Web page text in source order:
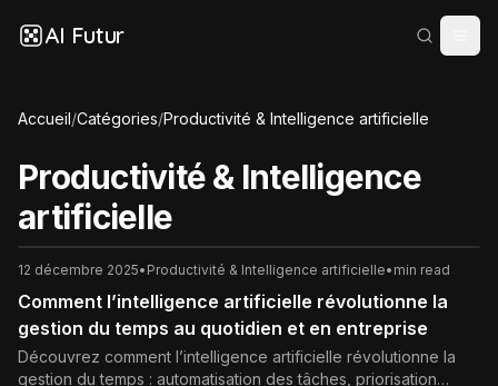
AI Futur
Accueil/Catégories/Productivité & Intelligence artificielle
Productivité & Intelligence
artificielle
12 décembre 2025• Productivité & Intelligence artificielle• min read
Comment l’intelligence artificielle révolutionne la
gestion du temps au quotidien et en entreprise
Découvrez comment l’intelligence artificielle révolutionne la
gestion du temps : automatisation des tâches, priorisation